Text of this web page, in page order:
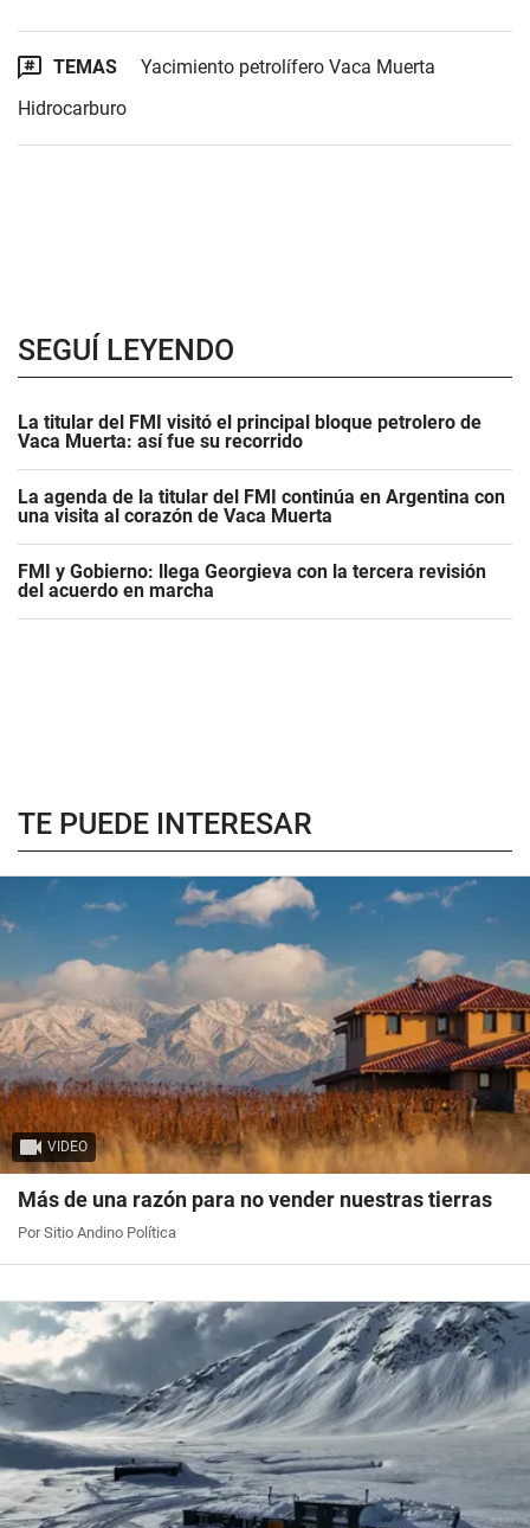
TEMAS
Yacimiento petrolífero Vaca Muerta
Hidrocarburo
SEGUÍ LEYENDO
La titular del FMI visitó el principal bloque petrolero de
Vaca Muerta: así fue su recorrido
La agenda de la titular del FMI continúa en Argentina con
una visita al corazón de Vaca Muerta
FMI y Gobierno: llega Georgieva con la tercera revisión
del acuerdo en marcha
TE PUEDE INTERESAR
VIDEO
Más de una razón para no vender nuestras tierras
Por Sitio Andino Política